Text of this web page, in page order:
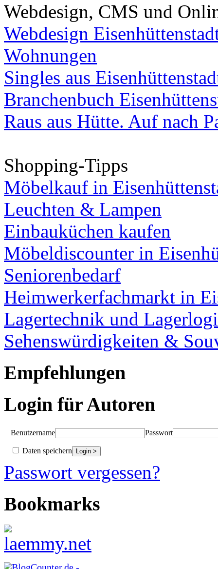
Webdesign, CMS und
Webdesign
Wohnungen
Singles aus
Branchenbuch
Raus aus Hütte. Auf nach
Shopping-Tipps
Möbelkauf in
Leuchten & Lampen
Einbauküchen kaufen
Möbeldiscounter in
Seniorenbedarf
Heimwerkerfachmarkt in
Lagertechnik und
Sehenswürdigkeiten &
Empfehlungen
Login für Autoren
Benutzername Passwort
Daten speichern
Passwort vergessen?
Bookmarks